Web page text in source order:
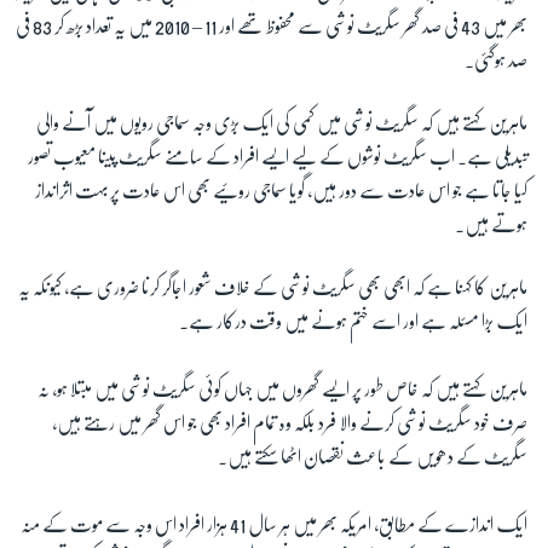
زبان
بھر میں 43 فی صد گھر سگریٹ نوشی سے محفوظ تھے اور 2010 – 11 میں یہ تعداد بڑھ کر 83 فی
صد ہوگئی۔
ماہرین کہتے ہیں کہ سگریٹ نوشی میں کمی کی ایک بڑی وجہ سماجی رویوں میں آنے والی
تبدیلی ہے۔ اب سگریٹ نوشوں کے لیے ایسے افراد کے سامنے سگریٹ پینا معیوب تصور
کیا جاتا ہے جو اس عادت سے دور ہیں، گویا سماجی روئیے بھی اس عادت پر بہت اثرانداز
ہوتے ہیں۔
ماہرین کا کہنا ہے کہ ابھی بھی سگریٹ نوشی کے خلاف شعور اجاگر کرنا ضروری ہے، کیونکہ یہ
ایک بڑا مسئلہ ہے اور اسے ختم ہونے میں وقت درکار ہے۔
ماہرین کہتے ہیں کہ خاص طور پر ایسے گھروں میں جہاں کوئی سگریٹ نوشی میں مبتلا ہو، نہ
صرف خود سگریٹ نوشی کرنے والا فرد بلکہ وہ تمام افراد بھی جو اس گھر میں رہتے ہیں،
سگریٹ کے دھویں کے باعث نقصان اٹھا سکتے ہیں۔
ایک اندازے کے مطابق، امریکہ بھر میں ہر سال 41 ہزار افراد اس وجہ سے موت کے منہ